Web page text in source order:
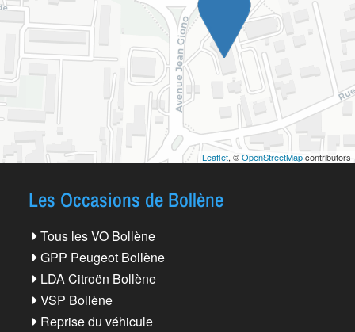
Leaflet, ©OpenStreetMapcontributors
Les Occasions de Bollène
Tous les VO Bollène
GPP Peugeot Bollène
LDA Citroën Bollène
VSP Bollène
Reprise du véhicule